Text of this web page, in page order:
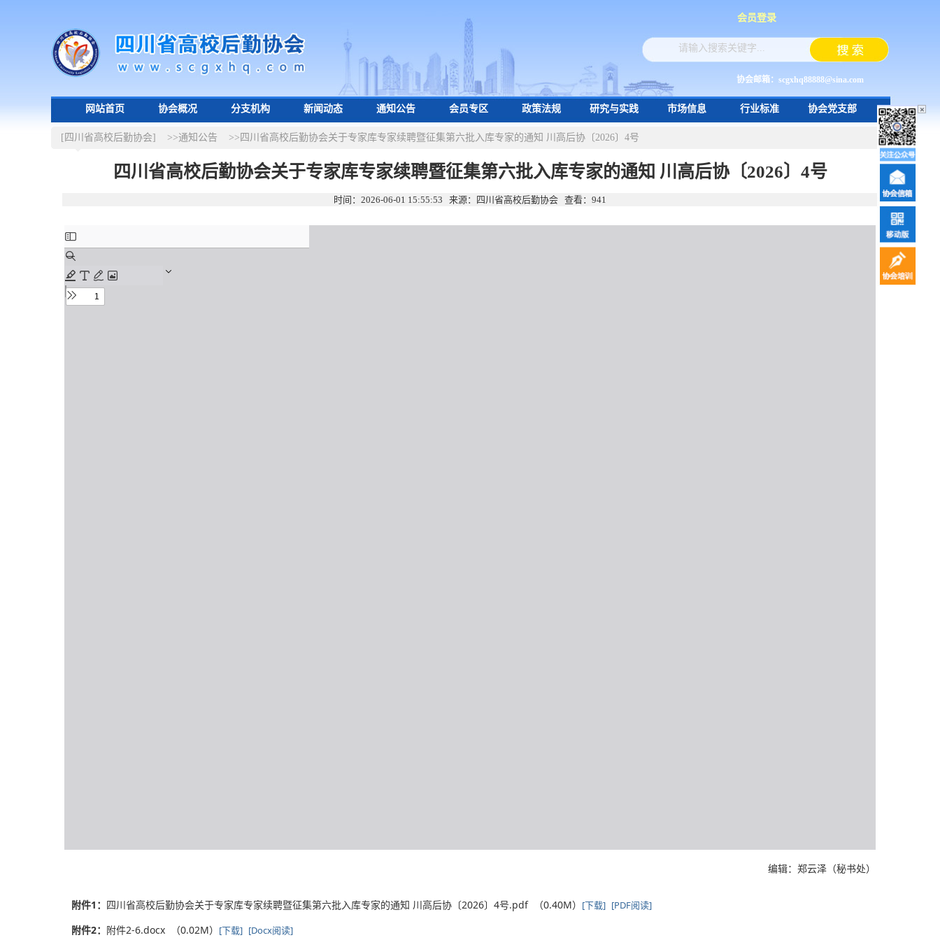
网站首页 协会概况 分支机构 新闻动态 通知公告 会员专区 政策法规 研究与实践 市场信息 行业标准 协会党支部
会员登录
协会邮箱：scgxhq88888@sina.com
[四川省高校后勤协会] >>通知公告 >>四川省高校后勤协会关于专家库专家续聘暨征集第六批入库专家的通知 川高后协〔2026〕4号
四川省高校后勤协会关于专家库专家续聘暨征集第六批入库专家的通知 川高后协〔2026〕4号
时间：2026-06-01 15:55:53 来源：四川省高校后勤协会 查看： 941
编辑：郑云泽（秘书处）
附件1： 四川省高校后勤协会关于专家库专家续聘暨征集第六批入库专家的通知 川高后协〔2026〕4号.pdf （0.40M） [下载] [PDF阅读]
附件2： 附件2-6.docx （0.02M） [下载] [Docx阅读]
×